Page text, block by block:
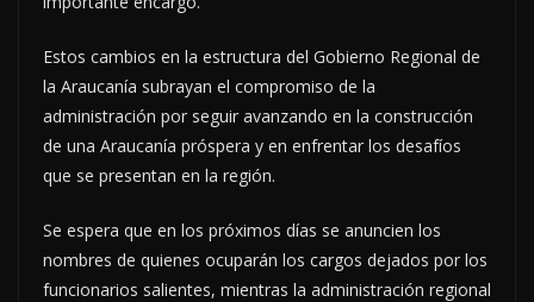
Estos cambios en la estructura del Gobierno Regional de
la Araucanía subrayan el compromiso de la
administración por seguir avanzando en la construcción
de una Araucanía próspera y en enfrentar los desafíos
que se presentan en la región.
Se espera que en los próximos días se anuncien los
nombres de quienes ocuparán los cargos dejados por los
funcionarios salientes, mientras la administración regional